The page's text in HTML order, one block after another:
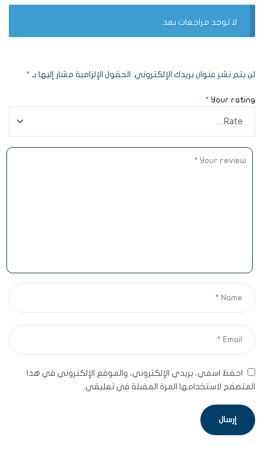
لا توجد مراجعات بعد.
لن يتم نشر عنوان بريدك الإلكتروني. الحقول الإلزامية مشار إليها بـ *
Your rating
*
احفظ اسمي، بريدي الإلكتروني، والموقع الإلكتروني في هذا
المتصفح لاستخدامها المرة المقبلة في تعليقي.